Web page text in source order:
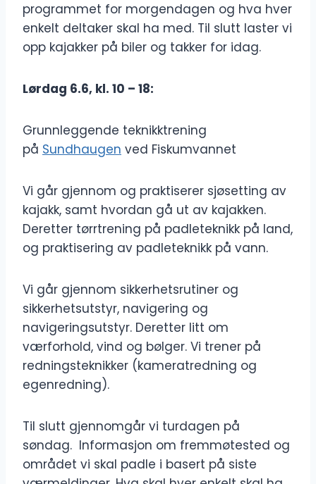
programmet for morgendagen og hva hver
enkelt deltaker skal ha med. Til slutt laster vi
opp kajakker på biler og takker for idag.
Lørdag 6.6, kl. 10 – 18:
Grunnleggende teknikktrening
på Sundhaugen ved Fiskumvannet
Vi går gjennom og praktiserer sjøsetting av
kajakk, samt hvordan gå ut av kajakken.
Deretter tørrtrening på padleteknikk på land,
og praktisering av padleteknikk på vann.
Vi går gjennom sikkerhetsrutiner og
sikkerhetsutstyr, navigering og
navigeringsutstyr. Deretter litt om
værforhold, vind og bølger. Vi trener på
redningsteknikker (kameratredning og
egenredning).
Til slutt gjennomgår vi turdagen på
søndag. Informasjon om fremmøtested og
området vi skal padle i basert på siste